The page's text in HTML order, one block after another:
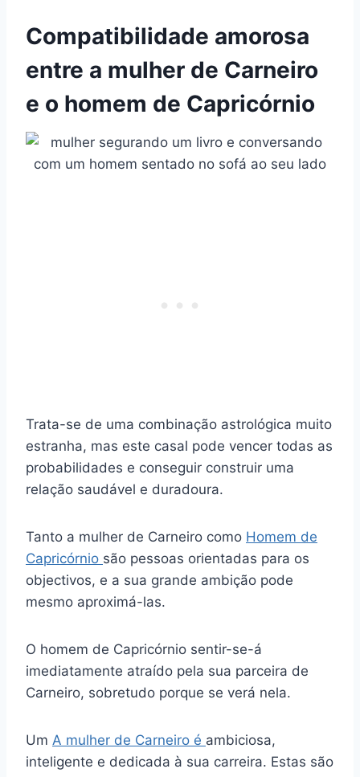
Compatibilidade amorosa
entre a mulher de Carneiro
e o homem de Capricórnio
Trata-se de uma combinação astrológica muito
estranha, mas este casal pode vencer todas as
probabilidades e conseguir construir uma
relação saudável e duradoura.
Tanto a mulher de Carneiro como Homem de
Capricórnio são pessoas orientadas para os
objectivos, e a sua grande ambição pode
mesmo aproximá-las.
O homem de Capricórnio sentir-se-á
imediatamente atraído pela sua parceira de
Carneiro, sobretudo porque se verá nela.
Um A mulher de Carneiro é ambiciosa,
inteligente e dedicada à sua carreira. Estas são